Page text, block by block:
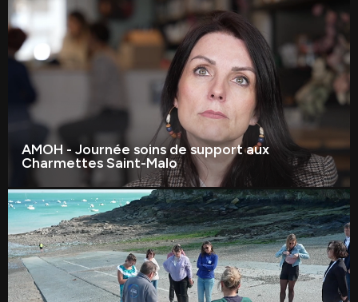
AMOH - Journée soins de support aux
Charmettes Saint-Malo